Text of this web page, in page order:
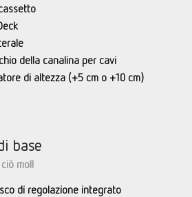
della canalina per cavi
di altezza (+5 cm o +10 cm)
base
moll
di regolazione integrato